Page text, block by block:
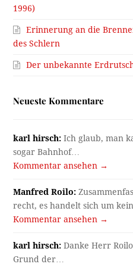
1996)
Erinnerung an die
des Schlern
Der unbekannte
Neueste Kommentare
karl hirsch: Ich glaub, man
sogar Bahnhof…
Kommentar ansehen →
Manfred Roilo:
recht, es handelt sich um
Kommentar ansehen →
karl hirsch: Danke Herr
Grund der…